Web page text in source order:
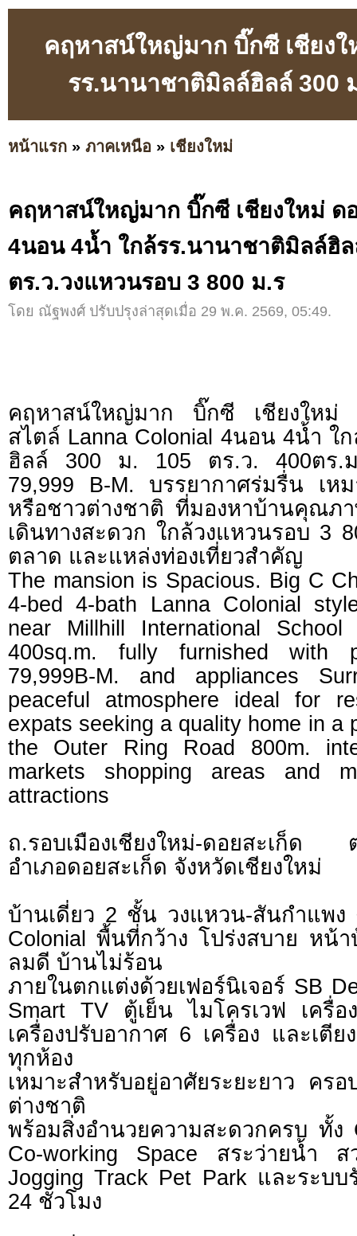
คฤหาสน์ใหญ่มาก บิ๊กซี เชียง
รร.นานาชาติมิลล์ฮิลล์ 300
หน้าแรก » ภาคเหนือ » เชียงใหม่
คฤหาสน์ใหญ่มาก บิ๊กซี เชียงใหม่ ด
4นอน 4น้ำ ใกล้รร.นานาชาติมิลล์ฮิ
ตร.ว.วงแหวนรอบ 3 800 ม.ร
โดย ณัฐพงศ์ ปรับปรุงล่าสุดเมื่อ 29 พ.ค. 2569, 05:49.
คฤหาสน์ใหญ่มาก บิ๊กซี เชียงใหม่
สไตล์ Lanna Colonial 4นอน 4น้ำ ใ
ฮิลล์ 300 ม. 105 ตร.ว. 400ตร.ม
79,999 B-M. บรรยากาศร่มรื่น เห
หรือชาวต่างชาติ ที่มองหาบ้านคุณภ
เดินทางสะดวก ใกล้วงแหวนรอบ 3
ตลาด และแหล่งท่องเที่ยวสำคัญ
The mansion is Spacious. Big C
4-bed 4-bath Lanna Colonial
near Millhill International School
400sq.m. fully furnished with
79,999B-M. and appliances
peaceful atmosphere ideal for
expats seeking a quality home in a
the Outer Ring Road 800m.
markets shopping areas and
attractions
ถ.รอบเมืองเชียงใหม่-ดอยสะเก็ด
อำเภอดอยสะเก็ด จังหวัดเชียงใหม่
บ้านเดี่ยว 2 ชั้น วงแหวน-สันกำแพง
Colonial พื้นที่กว้าง โปร่งสบาย หน้
ลมดี บ้านไม่ร้อน
ภายในตกแต่งด้วยเฟอร์นิเจอร์ SB
Smart TV ตู้เย็น ไมโครเวฟ เครื่อ
เครื่องปรับอากาศ 6 เครื่อง และเตี
ทุกห้อง
เหมาะสำหรับอยู่อาศัยระยะยาว คร
ต่างชาติ
พร้อมสิ่งอำนวยความสะดวกครบ ทั้ง
Co-working Space สระว่ายน้ำ
Jogging Track Pet Park และระบ
24 ชั่วโมง